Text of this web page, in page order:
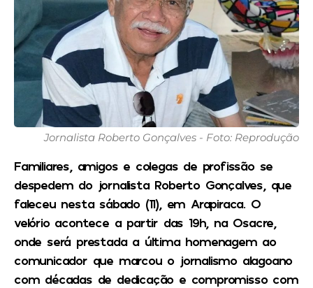
Jornalista Roberto Gonçalves - Foto: Reprodução
Familiares, amigos e colegas de profissão se
despedem do jornalista Roberto Gonçalves, que
faleceu nesta sábado (11), em Arapiraca. O
velório acontece a partir das 19h, na Osacre,
onde será prestada a última homenagem ao
comunicador que marcou o jornalismo alagoano
com décadas de dedicação e compromisso com